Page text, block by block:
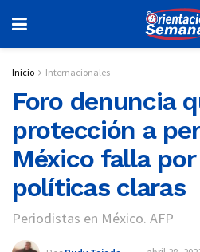
Inicio Internacionales
Foro denuncia
protección a
México falla
políticas claras
Periodistas en México. AFP